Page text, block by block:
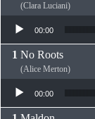
(Clara Luciani)
Lecteur audio
00:00
No Roots
(Alice Merton)
Lecteur audio
00:00